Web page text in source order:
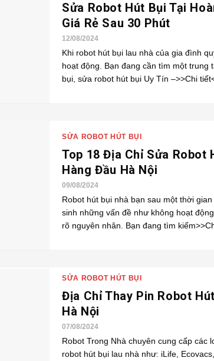
Sửa Robot Hút Bụi Tại
Giá Rẻ Sau 30 Phút
12/08/2024
Khi robot hút bụi lau nhà của gia đình
hoạt động. Bạn đang cần tìm một trung
bụi, sửa robot hút bụi Uy Tín –>>Chi
SỬA ROBOT HÚT BỤI
Top 18 Địa Chỉ Sửa Robot
Hàng Đầu Hà Nội
09/08/2024
Robot hút bụi nhà bạn sau một thời
sinh những vấn đề như không hoạt
rõ nguyên nhân. Bạn đang tìm
SỬA ROBOT HÚT BỤI
Địa Chỉ Thay Pin Robot
Hà Nội
07/08/2024
Robot Trong Nhà chuyên cung cấp các
robot hút bụi lau nhà như: iLife,